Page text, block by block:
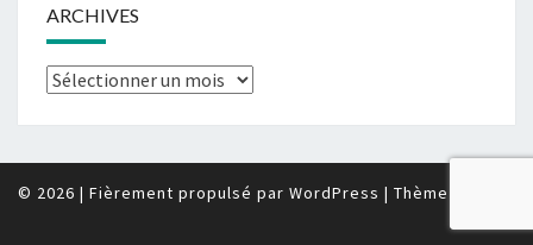
ARCHIVES
Archives
© 2026 | Fièrement propulsé par WordPress | Thème :